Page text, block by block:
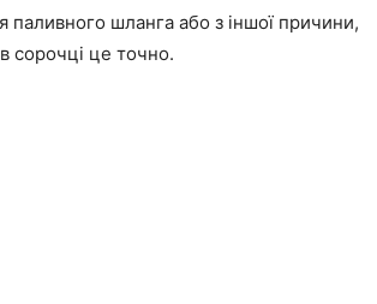
шланга або з іншої причини,
сорочці це точно.